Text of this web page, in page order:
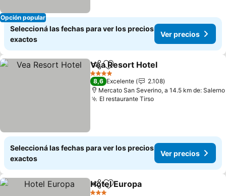
Opción popular
Seleccioná las fechas para ver los precios
exactos
Ver precios
CompartirAñadir a favoritos
Vea Resort Hotel
4 Estrellas
8,6 Excelente
2.108
Mercato San Severino, a 14.5 km de: Salerno
El restaurante Tirso
Seleccioná las fechas para ver los precios
exactos
Ver precios
CompartirAñadir a favoritos
Hotel Europa